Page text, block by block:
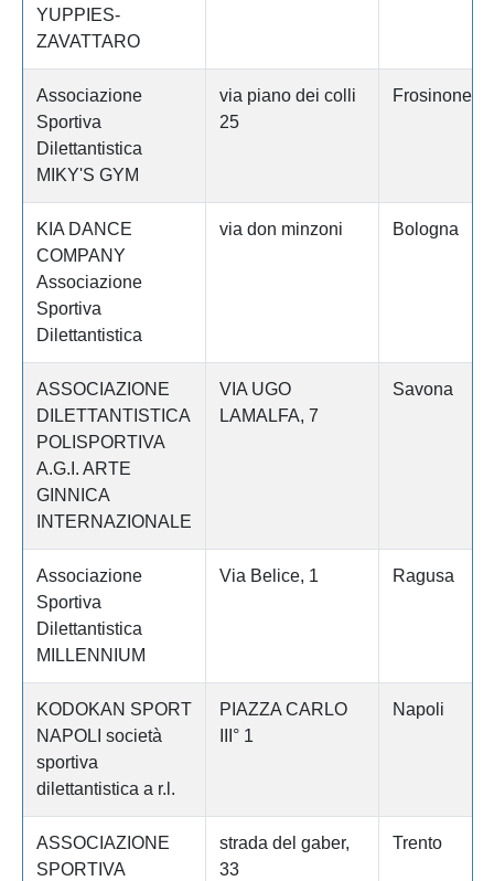
YUPPIES-
ZAVATTARO
Associazione
Sportiva
Dilettantistica
MIKY'S GYM
via piano dei colli
25
Frosinone
KIA DANCE
COMPANY
Associazione
Sportiva
Dilettantistica
via don minzoni Bologna
ASSOCIAZIONE
DILETTANTISTICA
POLISPORTIVA
A.G.I. ARTE
GINNICA
INTERNAZIONALE
VIA UGO
LAMALFA, 7
Savona
Associazione
Sportiva
Dilettantistica
MILLENNIUM
Via Belice, 1 Ragusa
KODOKAN SPORT
NAPOLI società
sportiva
dilettantistica a r.l.
PIAZZA CARLO
III° 1
Napoli
ASSOCIAZIONE
SPORTIVA
strada del gaber,
33
Trento